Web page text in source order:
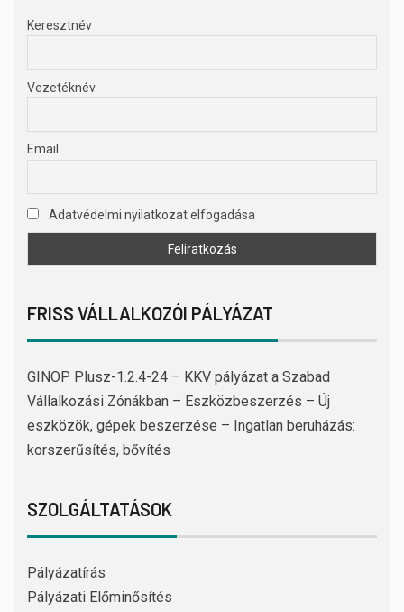
Keresztnév
Vezetéknév
Email
Adatvédelmi nyilatkozat elfogadása
FRISS VÁLLALKOZÓI PÁLYÁZAT
GINOP Plusz-1.2.4-24 – KKV pályázat a Szabad
Vállalkozási Zónákban – Eszközbeszerzés – Új
eszközök, gépek beszerzése – Ingatlan beruházás:
korszerűsítés, bővítés
SZOLGÁLTATÁSOK
Pályázatírás
Pályázati Előminősítés